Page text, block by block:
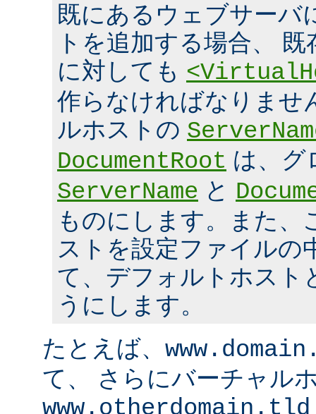
既にあるウェブサーバ
トを追加する場合、
に対しても
作らなければなりませ
ルホストの
DocumentRoot は、グ
ServerName と
ものにします。また、
ストを設定ファイルの
て、デフォルトホスト
うにします。
たとえば、
て、 さらにバーチャル
www.otherdomain.tld